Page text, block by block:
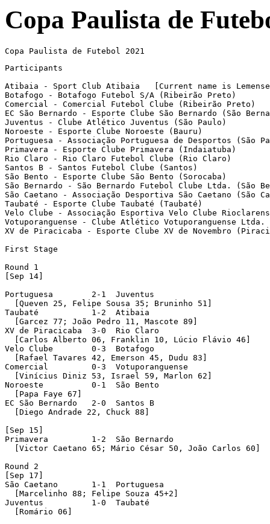
Copa Paulista de
Participants
Atibaia - Sport Club Atibaia   [Current name is
Botafogo - Botafogo Futebol S/A (Ribeirão Preto)
Comercial - Comercial Futebol Clube (Ribeirão Preto)
EC São Bernardo - Esporte Clube São Bernardo (São
Juventus - Clube Atlético Juventus (São Paulo)
Noroeste - Esporte Clube Noroeste (Bauru)
Portuguesa - Associação Portuguesa de Desportos (São
Primavera - Esporte Clube Primavera (Indaiatuba)
Rio Claro - Rio Claro Futebol Clube (Rio Claro)
Santos B - Santos Futebol Clube (Santos)
São Bento - Esporte Clube São Bento (Sorocaba)
São Bernardo - São Bernardo Futebol Clube Ltda. (São
São Caetano - Associação Desportiva São Caetano (São
Taubaté - Esporte Clube Taubaté (Taubaté)
Velo Clube - Associação Esportiva Velo Clube
Votuporanguense - Clube Atlético Votuporanguense Ltda.
XV de Piracicaba - Esporte Clube XV de Novembro
First Stage
Round 1
[Sep 14]
Portuguesa        2-1  Juventus
  [Queven 25, Felipe Sousa 35; Bruninho 51]
Taubaté           1-2  Atibaia
  [Garcez 77; João Pedro 11, Mascote 89]
XV de Piracicaba  3-0  Rio Claro
  [Carlos Alberto 06, Franklin 10, Lúcio Flávio 46]
Velo Clube        0-3  Botafogo
  [Rafael Tavares 42, Emerson 45, Dudu 83]
Comercial         0-3  Votuporanguense
  [Vinícius Diniz 53, Israel 59, Marlon 62]
Noroeste          0-1  São Bento
  [Papa Faye 67]
EC São Bernardo   2-0  Santos B
  [Diego Andrade 22, Chuck 88]
[Sep 15]
Primavera         1-2  São Bernardo
  [Victor Caetano 65; Mário César 50, João Carlos 60]
Round 2
[Sep 17]
São Caetano       1-1  Portuguesa
  [Marcelinho 88; Felipe Souza 45+2]
Juventus          1-0  Taubaté
  [Romário 06]